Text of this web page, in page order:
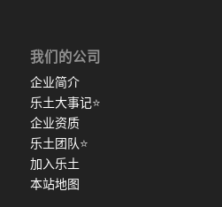
我们的公司
企业简介
乐土大事记⭐
企业资质
乐土团队⭐
加入乐土
本站地图